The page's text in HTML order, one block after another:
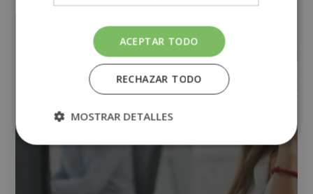
ACEPTAR TODO
RECHAZAR TODO
MOSTRAR DETALLES